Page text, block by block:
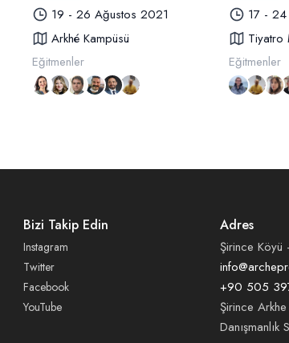
19 - 26 Ağustos 2021
Arkhé Kampüsü
Eğitmenler
17 -
Tiyatro
Eğitmenler
Bizi Takip Edin
Instagram
Twitter
Facebook
YouTube
Adres
Şirince Köyü
+90 505
Şirince
Danışmanlık